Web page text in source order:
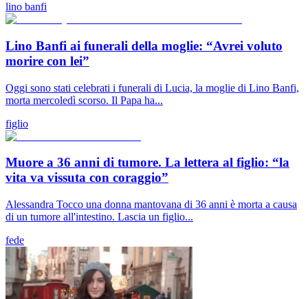
lino banfi
Lino Banfi ai funerali della moglie: “Avrei voluto
morire con lei”
Oggi sono stati celebrati i funerali di Lucia, la moglie di Lino Banfi,
morta mercoledì scorso. Il Papa ha...
figlio
Muore a 36 anni di tumore. La lettera al figlio: “la
vita va vissuta con coraggio”
Alessandra Tocco una donna mantovana di 36 anni è morta a causa
di un tumore all'intestino. Lascia un figlio...
fede